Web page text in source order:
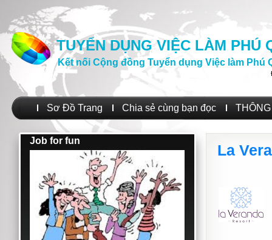
TUYỂN DỤNG VIỆC LÀM PHÚ
Kết nối Cộng đồng Tuyển dụng Việc làm Phú
Sơ Đồ Trang Chia sẻ cùng bạn đọc
Job for fun
La